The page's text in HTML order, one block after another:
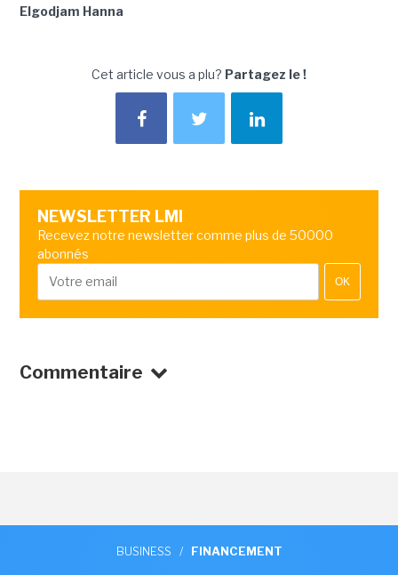
Elgodjam Hanna
Cet article vous a plu? Partagez le !
NEWSLETTER LMI
Recevez notre newsletter comme plus de 50000
abonnés
OK
Commentaire
BUSINESS / FINANCEMENT